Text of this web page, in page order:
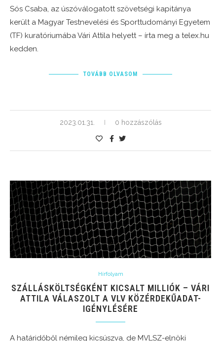
Sós Csaba, az úszóválogatott szövetségi kapitánya
került a Magyar Testnevelési és Sporttudományi Egyetem
(TF) kuratóriumába Vári Attila helyett – írta meg a telex.hu
kedden.
TOVÁBB OLVASOM
2023.01.31. 0 hozzászólás
Hírfolyam
SZÁLLÁSKÖLTSÉGKÉNT KICSALT MILLIÓK – VÁRI
ATTILA VÁLASZOLT A VLV KÖZÉRDEKŰADAT-
IGÉNYLÉSÉRE
A határidőből némileg kicsúszva, de MVLSZ-elnöki